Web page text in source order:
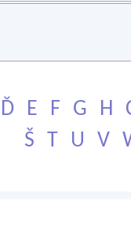
Ď E F G H
Š
T U V